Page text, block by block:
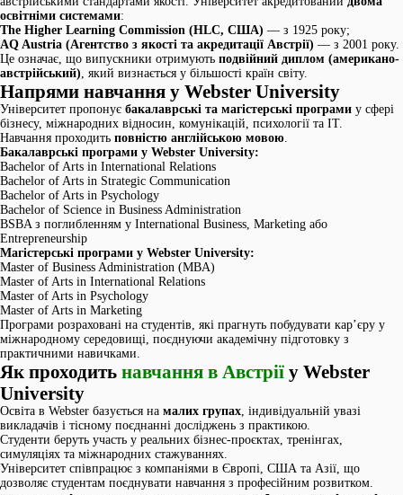
освітніми системами:
The Higher Learning Commission (HLC, США) — з 1925 року;
AQ Austria (Агентство з якості та акредитації Австрії) — з 2001 року.
Це означає, що випускники отримують подвійний диплом (американо-
австрійський), який визнається у більшості країн світу.
Напрями навчання у Webster University
Університет пропонує бакалаврські та магістерські програми у сфері
бізнесу, міжнародних відносин, комунікацій, психології та ІТ.
Навчання проходить повністю англійською мовою.
Бакалаврські програми у Webster University:
Bachelor of Arts in International Relations
Bachelor of Arts in Strategic Communication
Bachelor of Arts in Psychology
Bachelor of Science in Business Administration
BSBA з поглибленням у International Business, Marketing або
Entrepreneurship
Магістерські програми у Webster University:
Master of Business Administration (MBA)
Master of Arts in International Relations
Master of Arts in Psychology
Master of Arts in Marketing
Програми розраховані на студентів, які прагнуть побудувати кар’єру у
міжнародному середовищі, поєднуючи академічну підготовку з
практичними навичками.
Як проходить навчання в Австрії у Webster
University
Освіта в Webster базується на малих групах, індивідуальній увазі
викладачів і тісному поєднанні досліджень з практикою.
Студенти беруть участь у реальних бізнес-проєктах, тренінгах,
симуляціях та міжнародних стажуваннях.
Університет співпрацює з компаніями в Європі, США та Азії, що
дозволяє студентам поєднувати навчання з професійним розвитком.